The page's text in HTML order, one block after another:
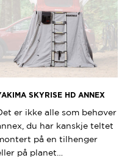
SKYRISE HD ANNEX
er ikke alle som behøver
du har kanskje teltet
på en tilhenger
på planet…